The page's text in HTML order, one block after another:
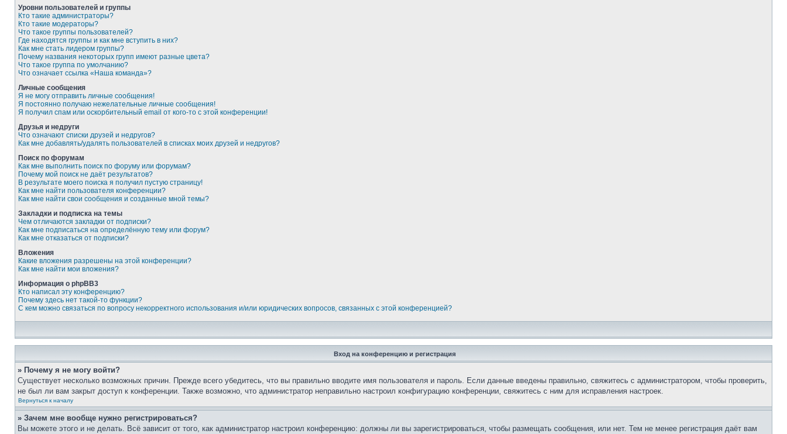
Уровни пользователей и группы
Кто такие администраторы?
Кто такие модераторы?
Что такое группы пользователей?
Где находятся группы и как мне вступить в них?
Как мне стать лидером группы?
Почему названия некоторых групп имеют разные цвета?
Что такое группа по умолчанию?
Что означает ссылка «Наша команда»?
Личные сообщения
Я не могу отправить личные сообщения!
Я постоянно получаю нежелательные личные сообщения!
Я получил спам или оскорбительный email от кого-то с этой конференции!
Друзья и недруги
Что означают списки друзей и недругов?
Как мне добавлять/удалять пользователей в списках моих друзей и недругов?
Поиск по форумам
Как мне выполнить поиск по форуму или форумам?
Почему мой поиск не даёт результатов?
В результате моего поиска я получил пустую страницу!
Как мне найти пользователя конференции?
Как мне найти свои сообщения и созданные мной темы?
Закладки и подписка на темы
Чем отличаются закладки от подписки?
Как мне подписаться на определённую тему или форум?
Как мне отказаться от подписки?
Вложения
Какие вложения разрешены на этой конференции?
Как мне найти мои вложения?
Информация о phpBB3
Кто написал эту конференцию?
Почему здесь нет такой-то функции?
С кем можно связаться по вопросу некорректного использования и/или юридических вопросов, связанных с этой конференцией?
Вход на конференцию и регистрация
» Почему я не могу войти?
Существует несколько возможных причин. Прежде всего убедитесь, что вы правильно вводите имя пользователя и пароль. Если данные введены правильно, свяжитесь с администратором, чтобы проверить,
не был ли вам закрыт доступ к конференции. Также возможно, что администратор неправильно настроил конфигурацию конференции, свяжитесь с ним для исправления настроек.
Вернуться к началу
» Зачем мне вообще нужно регистрироваться?
Вы можете этого и не делать. Всё зависит от того, как администратор настроил конференцию: должны ли вы зарегистрироваться, чтобы размещать сообщения, или нет. Тем не менее регистрация даёт вам